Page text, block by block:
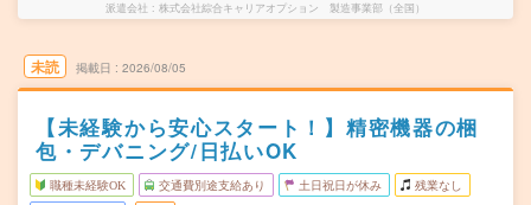
派遣会社 株式会社綜合キャリアオプション 製造事業部（全国）
未読 掲載日 2026/08/05
【未経験から安心スタート！】精密機器の梱
包・デバニング/日払いOK
職種未経験OK 交通費別途支給あり 土日祝日が休み 残業なし